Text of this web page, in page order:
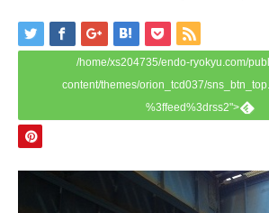
/home/xs204735/endo-ryokyu.com/
content/themes/orion_tcd037/
%3ffeed%3drss2">